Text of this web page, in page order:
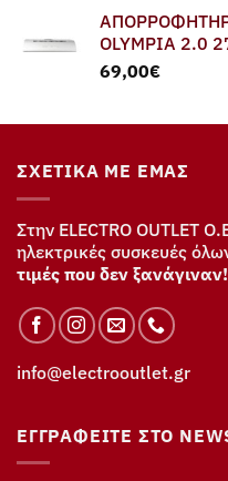
OLYMPIA 2.0
69,00€
ΣΧΕΤΙΚΆ ΜΕ ΕΜΆΣ
Στην ELECTRO OUTLET
ηλεκτρικές συσκευές
τιμές που δεν ξανάγιναν!
info@electrooutlet.gr
ΕΓΓΡΑΦΕΊΤΕ ΣΤΟ